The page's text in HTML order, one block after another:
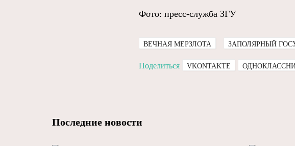
Фото: пресс-служба ЗГУ
ВЕЧНАЯ МЕРЗЛОТА ЗАПОЛЯРНЫЙ
Поделиться VKONTAKTE
Последние новости